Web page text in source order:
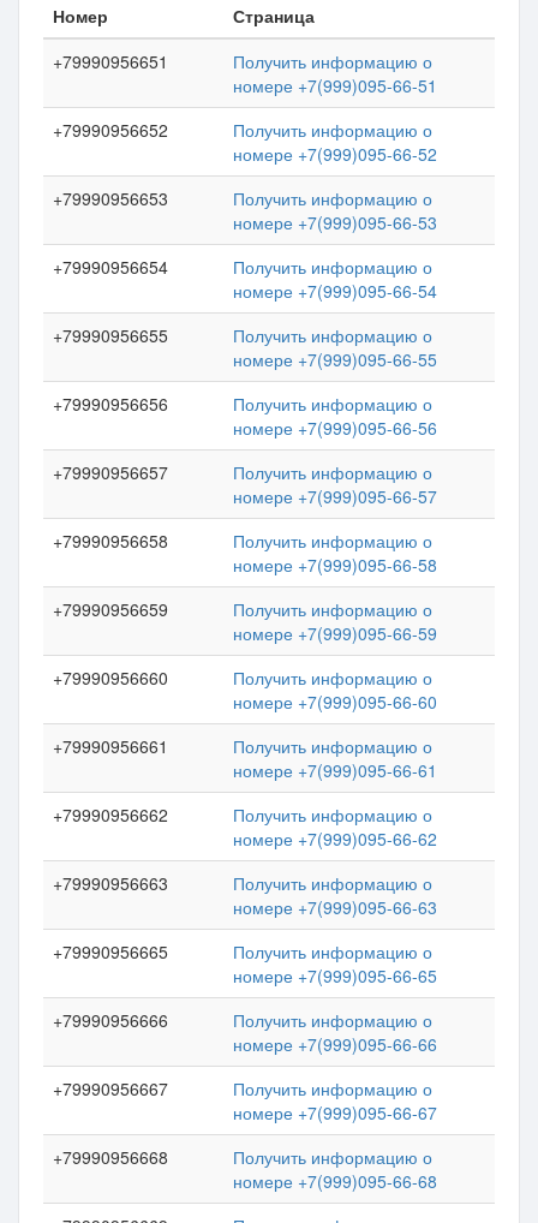
Номер
Страница
+79990956651
Получить информацию о
номере +7(999)095-66-51
+79990956652
Получить информацию о
номере +7(999)095-66-52
+79990956653
Получить информацию о
номере +7(999)095-66-53
+79990956654
Получить информацию о
номере +7(999)095-66-54
+79990956655
Получить информацию о
номере +7(999)095-66-55
+79990956656
Получить информацию о
номере +7(999)095-66-56
+79990956657
Получить информацию о
номере +7(999)095-66-57
+79990956658
Получить информацию о
номере +7(999)095-66-58
+79990956659
Получить информацию о
номере +7(999)095-66-59
+79990956660
Получить информацию о
номере +7(999)095-66-60
+79990956661
Получить информацию о
номере +7(999)095-66-61
+79990956662
Получить информацию о
номере +7(999)095-66-62
+79990956663
Получить информацию о
номере +7(999)095-66-63
+79990956665
Получить информацию о
номере +7(999)095-66-65
+79990956666
Получить информацию о
номере +7(999)095-66-66
+79990956667
Получить информацию о
номере +7(999)095-66-67
+79990956668
Получить информацию о
номере +7(999)095-66-68